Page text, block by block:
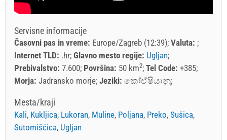
Servisne informacije
Časovni pas in vreme: Europe/Zagreb (12:39) Valuta:
Internet TLD: .hr Glavno mesto regije: Ugljan
Prebivalstvo: 7.600 Površina: 50 km2 Tel Code: +385
Morja: Jadransko morje Jeziki: කෝඒෂියානු
Mesta/kraji
Kali, Kukljica, Lukoran, Muline, Poljana, Preko, Sušica,
Sutomišćica, Ugljan